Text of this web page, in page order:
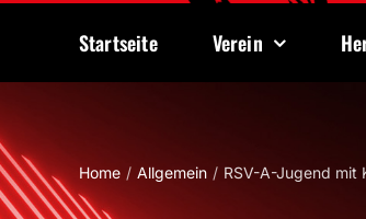
Startseite Verein
Home Allgemein RSV-A-Jugend mit